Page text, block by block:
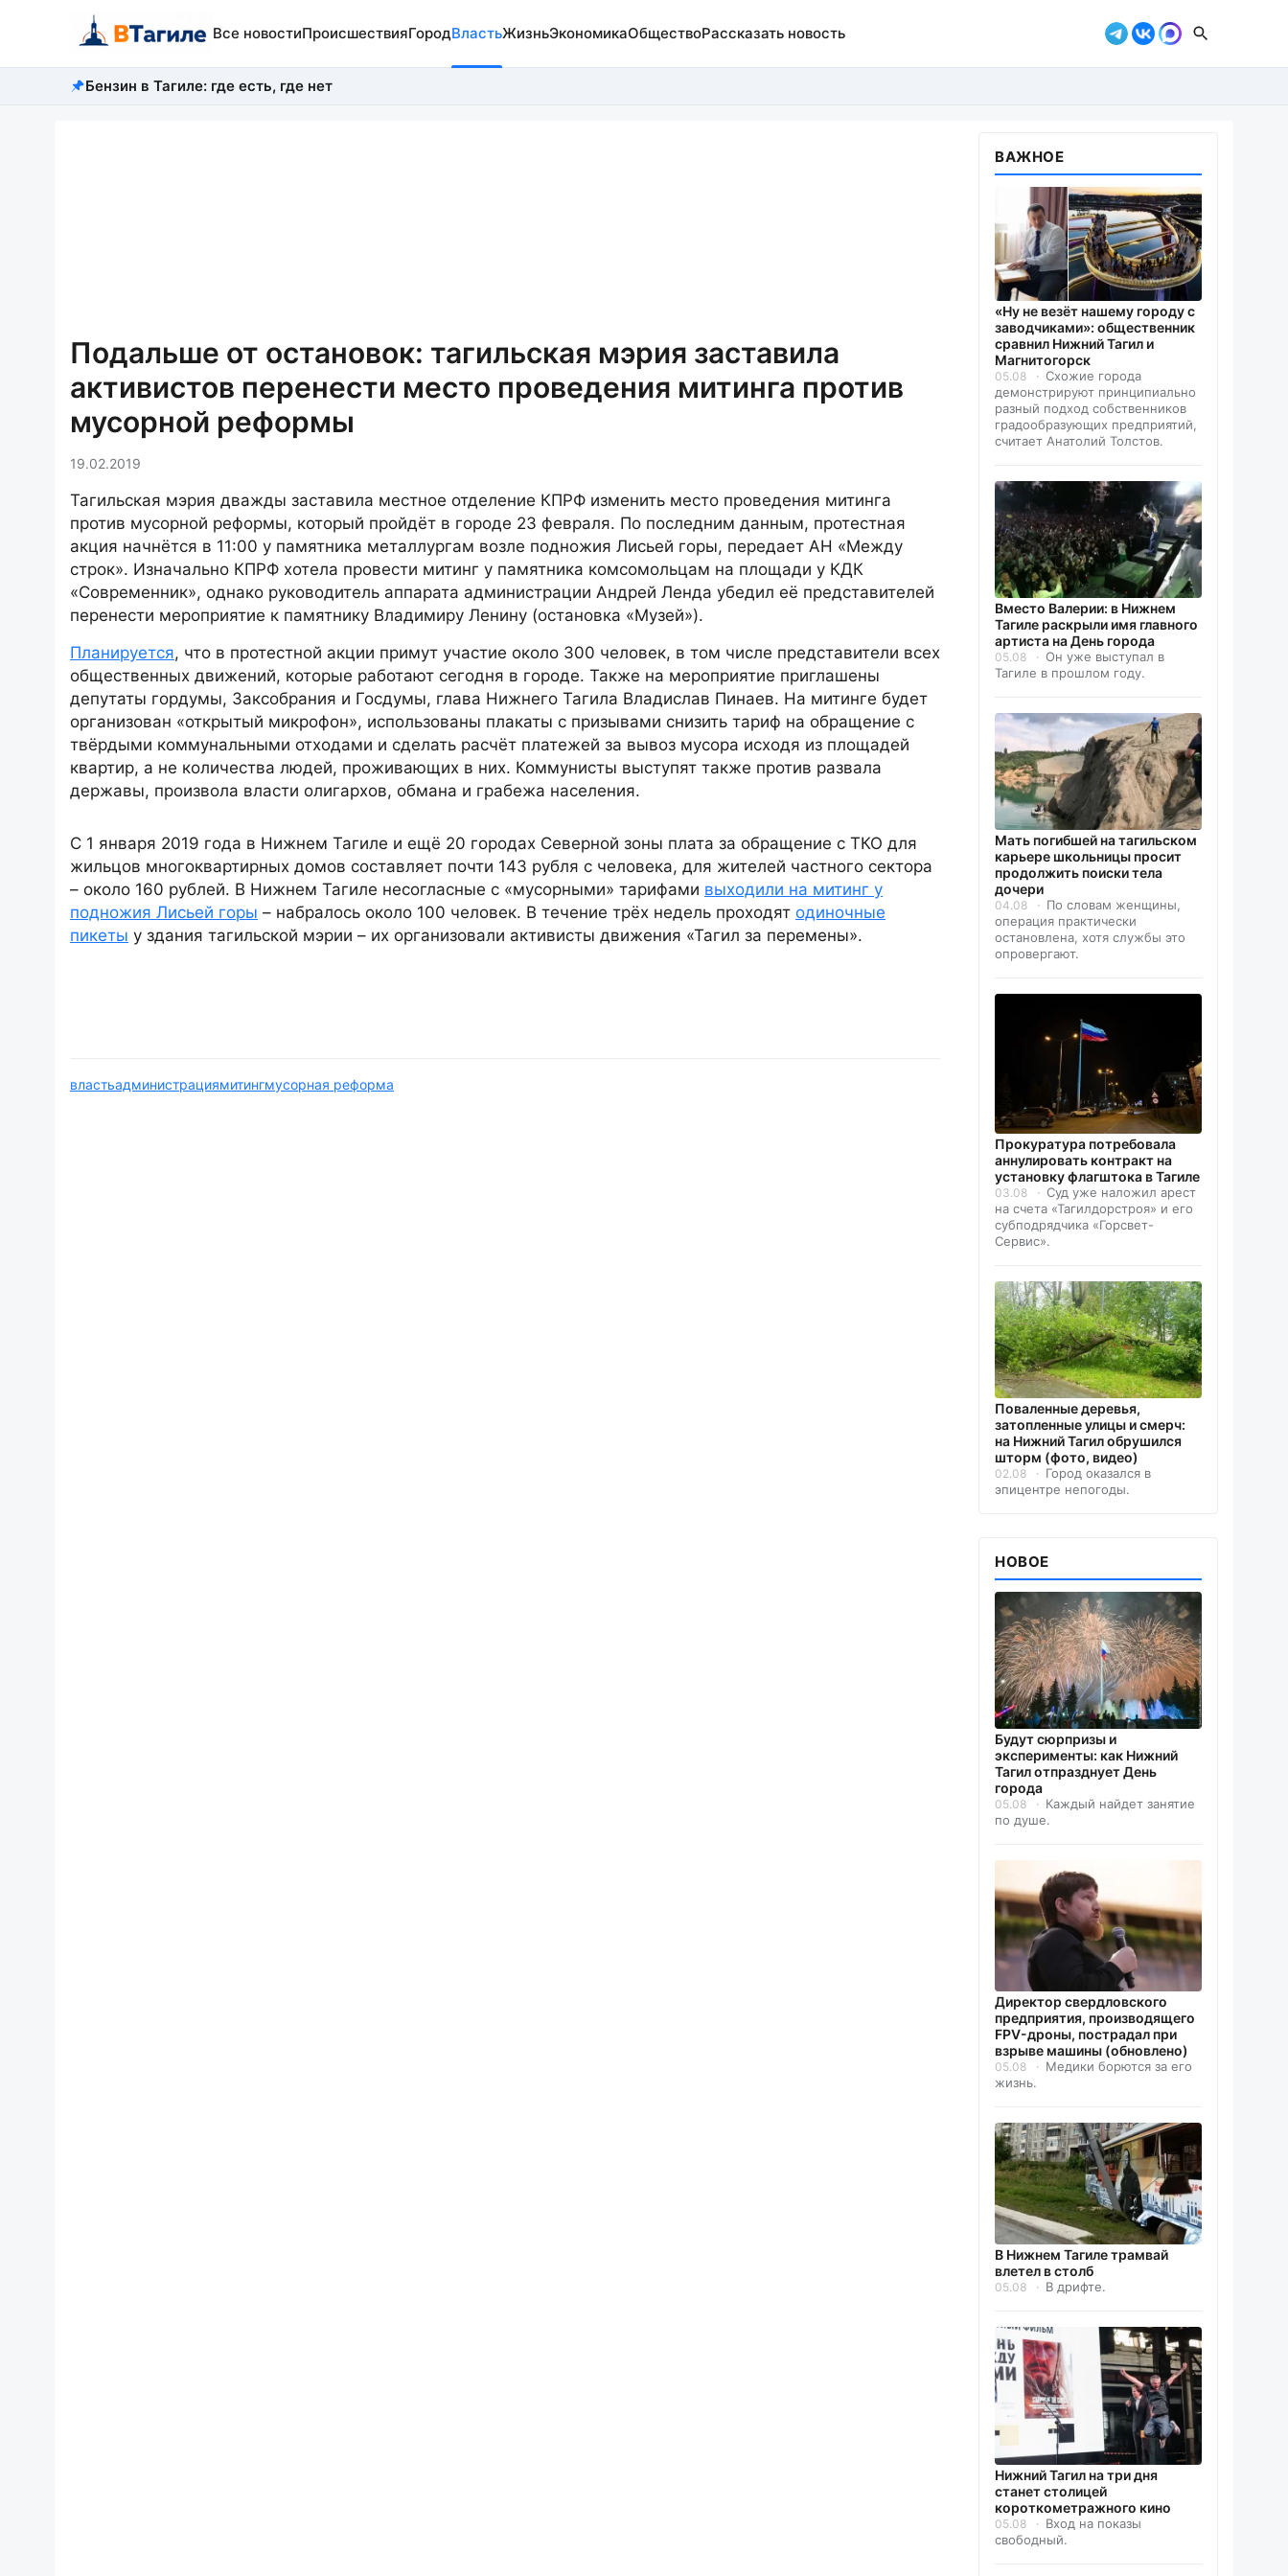
Все новостиПроисшествияГородВластьЖизньЭкономикаОбществоРассказать новость
Бензин в Тагиле: где есть, где нет
Подальше от остановок: тагильская мэрия заставила
активистов перенести место проведения митинга против
мусорной реформы
19.02.2019
Тагильская мэрия дважды заставила местное отделение КПРФ изменить место проведения митинга
против мусорной реформы, который пройдёт в городе 23 февраля. По последним данным, протестная
акция начнётся в 11:00 у памятника металлургам возле подножия Лисьей горы, передает АН «Между
строк». Изначально КПРФ хотела провести митинг у памятника комсомольцам на площади у КДК
«Современник», однако руководитель аппарата администрации Андрей Ленда убедил её представителей
перенести мероприятие к памятнику Владимиру Ленину (остановка «Музей»).
Планируется, что в протестной акции примут участие около 300 человек, в том числе представители всех
общественных движений, которые работают сегодня в городе. Также на мероприятие приглашены
депутаты гордумы, Заксобрания и Госдумы, глава Нижнего Тагила Владислав Пинаев. На митинге будет
организован «открытый микрофон», использованы плакаты с призывами снизить тариф на обращение с
твёрдыми коммунальными отходами и сделать расчёт платежей за вывоз мусора исходя из площадей
квартир, а не количества людей, проживающих в них. Коммунисты выступят также против развала
державы, произвола власти олигархов, обмана и грабежа населения.
С 1 января 2019 года в Нижнем Тагиле и ещё 20 городах Северной зоны плата за обращение с ТКО для
жильцов многоквартирных домов составляет почти 143 рубля с человека, для жителей частного сектора
– около 160 рублей. В Нижнем Тагиле несогласные с «мусорными» тарифами выходили на митинг у
подножия Лисьей горы – набралось около 100 человек. В течение трёх недель проходят одиночные
пикеты у здания тагильской мэрии – их организовали активисты движения «Тагил за перемены».
властьадминистрациямитингмусорная реформа
ВАЖНОЕ
«Ну не везёт нашему городу с
заводчиками»: общественник
сравнил Нижний Тагил и
Магнитогорск
05.08
Схожие города
демонстрируют принципиально
разный подход собственников
градообразующих предприятий,
считает Анатолий Толстов.
Вместо Валерии: в Нижнем
Тагиле раскрыли имя главного
артиста на День города
05.08
Он уже выступал в
Тагиле в прошлом году.
Мать погибшей на тагильском
карьере школьницы просит
продолжить поиски тела
дочери
04.08
По словам женщины,
операция практически
остановлена, хотя службы это
опровергают.
Прокуратура потребовала
аннулировать контракт на
установку флагштока в Тагиле
03.08
Суд уже наложил арест
на счета «Тагилдорстроя» и его
субподрядчика «Горсвет-
Сервис».
Поваленные деревья,
затопленные улицы и смерч:
на Нижний Тагил обрушился
шторм (фото, видео)
02.08
Город оказался в
эпицентре непогоды.
НОВОЕ
Будут сюрпризы и
эксперименты: как Нижний
Тагил отпразднует День
города
05.08
Каждый найдет занятие
по душе.
Директор свердловского
предприятия, производящего
FPV-дроны, пострадал при
взрыве машины (обновлено)
05.08
Медики борются за его
жизнь.
В Нижнем Тагиле трамвай
влетел в столб
05.08 В дрифте.
Нижний Тагил на три дня
станет столицей
короткометражного кино
05.08
Вход на показы
свободный.